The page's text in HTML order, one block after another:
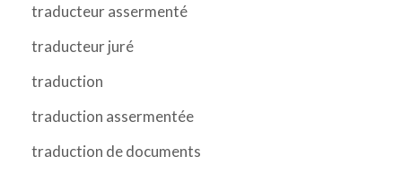
traducteur assermenté
traducteur juré
traduction
traduction assermentée
traduction de documents